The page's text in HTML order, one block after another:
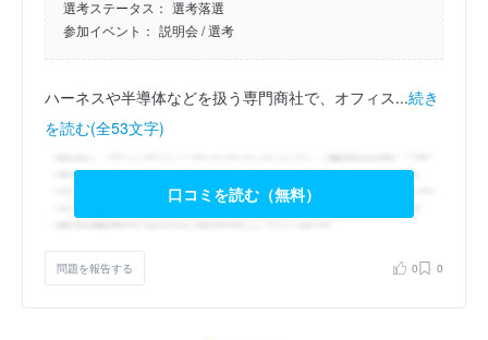
選考ステータス： 選考落選
参加イベント： 説明会/ 選考
ハーネスや半導体などを扱う専門商社で、オフィス...続き
を読む(全53文字)
口コミを読む（無料）
問題を報告する 0 0